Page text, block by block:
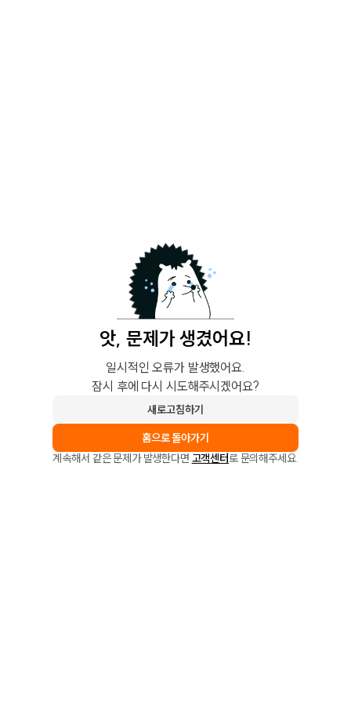
앗, 문제가 생겼어요!
일시적인 오류가 발생했어요.
잠시 후에 다시 시도해주시겠어요?
새로고침하기
홈으로 돌아가기
계속해서 같은 문제가 발생한다면 고객센터로 문의해주세요.